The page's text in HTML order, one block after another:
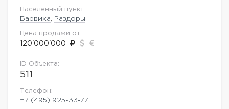
Населённый пункт:
Барвиха Раздоры
Цена продажи от:
120'000'000
ID Объекта:
511
Телефон:
+7 (495) 925-33-77